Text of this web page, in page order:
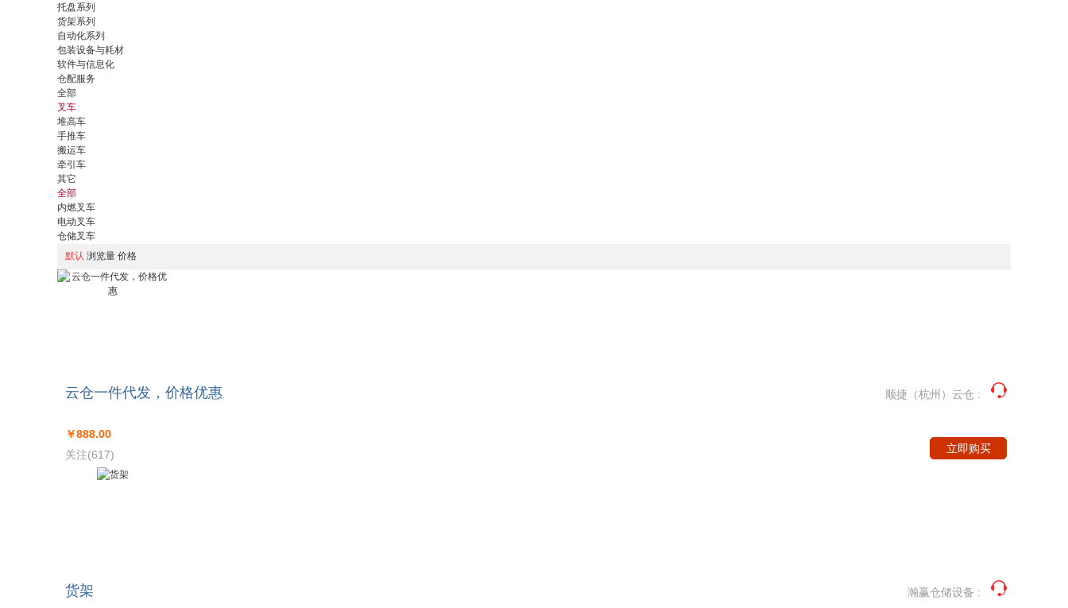
托盘系列
货架系列
自动化系列
包装设备与耗材
软件与信息化
仓配服务
全部
叉车
堆高车
手推车
搬运车
牵引车
其它
全部
内燃叉车
电动叉车
仓储叉车
默认 浏览量 价格
云仓一件代发，价格优惠
￥888.00
关注(617)
顺捷（杭州）云仓 :
立即购买
货架 瀚赢仓储设备 :